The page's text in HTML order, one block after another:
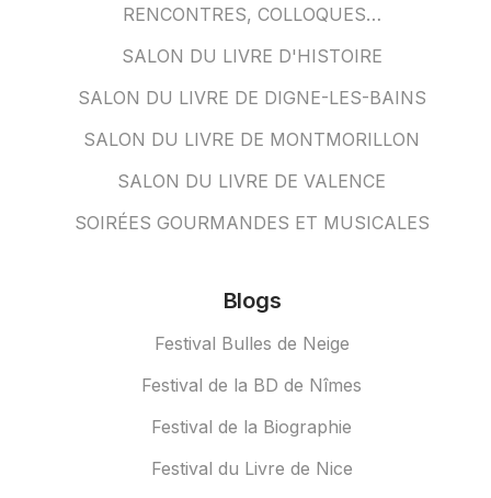
RENCONTRES, COLLOQUES…
SALON DU LIVRE D'HISTOIRE
SALON DU LIVRE DE DIGNE-LES-BAINS
SALON DU LIVRE DE MONTMORILLON
SALON DU LIVRE DE VALENCE
SOIRÉES GOURMANDES ET MUSICALES
Blogs
Festival Bulles de Neige
Festival de la BD de Nîmes
Festival de la Biographie
Festival du Livre de Nice